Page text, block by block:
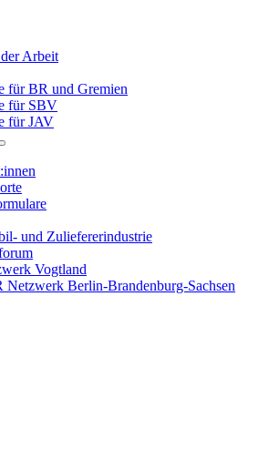
Arbeit
für BR und Gremien
für SBV
für JAV
und Zuliefererindustrie
Vogtland
Netzwerk Berlin-Brandenburg-Sachsen